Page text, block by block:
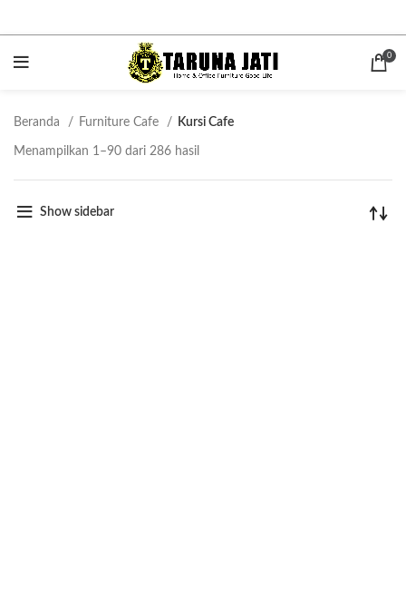
0
Beranda Furniture Cafe Kursi Cafe
Menampilkan 1–90 dari 286 hasil
Show sidebar